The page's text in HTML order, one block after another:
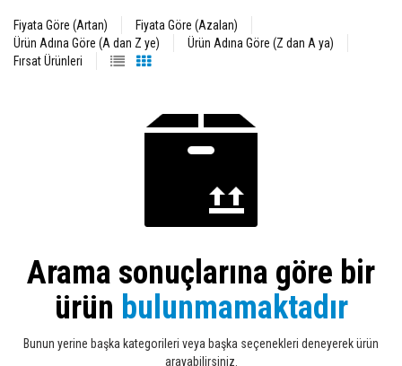
Fiyata Göre (Artan)
Fiyata Göre (Azalan)
Ürün Adına Göre (A dan Z ye)
Ürün Adına Göre (Z dan A ya)
Fırsat Ürünleri
Arama sonuçlarına göre bir
ürün bulunmamaktadır
Bunun yerine başka kategorileri veya başka seçenekleri deneyerek ürün
arayabilirsiniz.